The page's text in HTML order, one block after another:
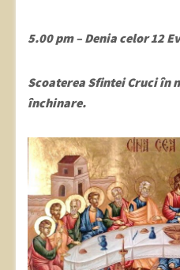
5.00 pm – Denia celor 12
Scoaterea Sfintei Cruci
închinare.